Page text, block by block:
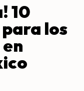
10
los